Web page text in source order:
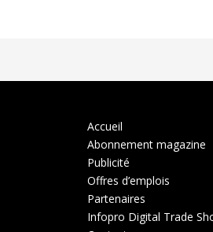
Accueil
Abonnement magazine
Publicité
Offres d’emplois
Partenaires
Infopro Digital Trade